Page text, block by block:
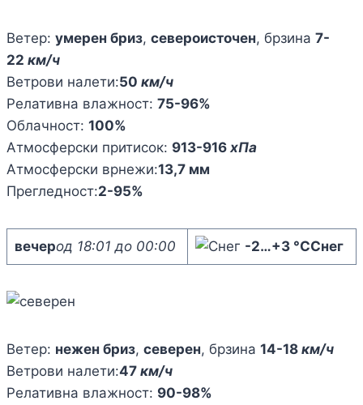
Ветер: умерен бриз, североисточен, брзина 7-
22 км/ч
Ветрови налети:50 км/ч
Релативна влажност: 75-96%
Облачност: 100%
Атмосферски притисок: 913-916 хПа
Атмосферски врнежи:13,7 мм
Прегледност:2-95%
вечерод 18:01 до 00:00 -2…+3 °CСнег
Ветер: нежен бриз, северен, брзина 14-18 км/ч
Ветрови налети:47 км/ч
Релативна влажност: 90-98%